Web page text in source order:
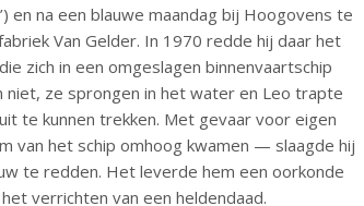
en na een blauwe maandag bij Hoogovens te
Van Gelder. In 1970 redde hij daar het
zich in een omgeslagen binnenvaartschip
niet, ze sprongen in het water en Leo trapte
te kunnen trekken. Met gevaar voor eigen
van het schip omhoog kwamen — slaagde hij
te redden. Het leverde hem een oorkonde
verrichten van een heldendaad.